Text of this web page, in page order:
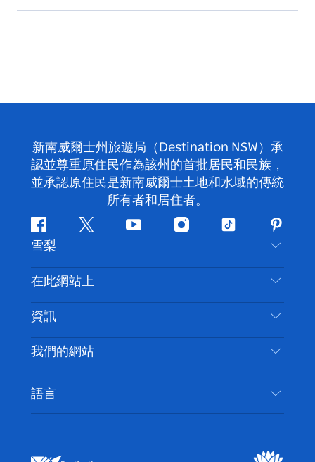
新南威爾士州旅遊局（Destination NSW）承
認並尊重原住民作為該州的首批居民和民族，
並承認原住民是新南威爾士土地和水域的傳統
所有者和居住者。
Facebook嘰
喳
喳
Youtube Instagram
抖
雪梨
聯絡我們
免責聲明
隱私
Cookie 通知
在此網站上
目的地
要做的事情
新南威爾士州公路旅行
活動
住宿
資訊
旅行資訊
無障礙雪梨
列出您的業務
我們的網站
語言